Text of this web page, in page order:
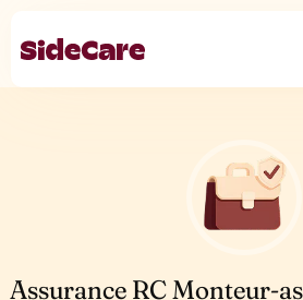
Assurance RC Monteur-